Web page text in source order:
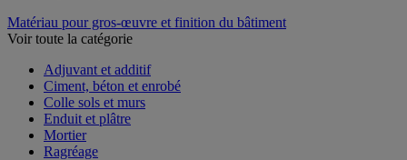
Matériau pour gros-œuvre et finition du bâtiment
Voir toute la catégorie
Adjuvant et additif
Ciment, béton et enrobé
Colle sols et murs
Enduit et plâtre
Mortier
Ragréage